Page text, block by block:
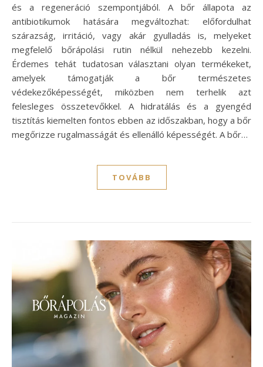
és a regeneráció szempontjából. A bőr állapota az
antibiotikumok hatására megváltozhat: előfordulhat
szárazság, irritáció, vagy akár gyulladás is, melyeket
megfelelő bőrápolási rutin nélkül nehezebb kezelni.
Érdemes tehát tudatosan választani olyan termékeket,
amelyek támogatják a bőr természetes
védekezőképességét, miközben nem terhelik azt
felesleges összetevőkkel. A hidratálás és a gyengéd
tisztítás kiemelten fontos ebben az időszakban, hogy a bőr
megőrizze rugalmasságát és ellenálló képességét. A bőr…
TOVÁBB